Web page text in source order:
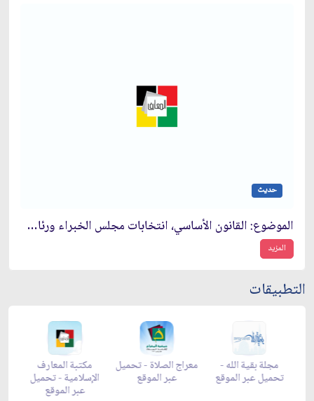
حديث
الموضوع: القانون الأساسي، انتخابات مجلس الخبراء ورئاسة الجمهورية
المزيد
التطبيقات
مكتبة المعارف
الإسلامية - تحميل
عبر الموقع
معراج الصلاة - تحميل
عبر الموقع
مجلة بقية الله -
تحميل عبر الموقع